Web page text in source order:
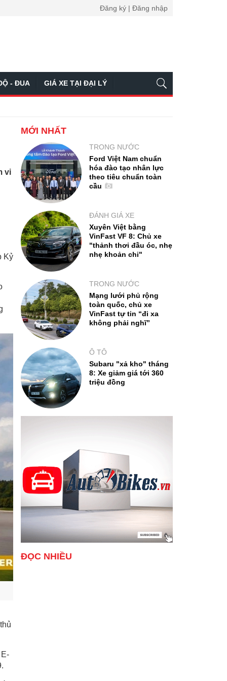
Đăng ký | Đăng nhập
- ĐUA GIÁ XE TẠI ĐẠI LÝ
vi
Kỷ
MỚI NHẤT
TRONG NƯỚC
Ford Việt Nam chuẩn
hóa đào tạo nhân lực
theo tiêu chuẩn toàn
cầu
ĐÁNH GIÁ XE
Xuyên Việt bằng
VinFast VF 8: Chủ xe
"thảnh thơi đầu óc, nhẹ
nhẹ khoản chi"
TRONG NƯỚC
Mạng lưới phủ rộng
toàn quốc, chủ xe
VinFast tự tin “đi xa
không phải nghĩ”
Ô TÔ
Subaru "xả kho" tháng
8: Xe giảm giá tới 360
triệu đồng
ĐỌC NHIỀU